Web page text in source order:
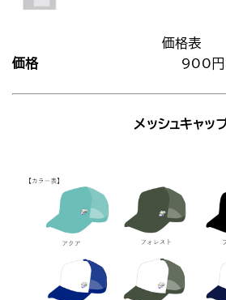
価格表
価格
900円
メッシュキャッ